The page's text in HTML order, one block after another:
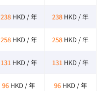
238 HKD / 年 238 HKD / 年
258 HKD / 年 258 HKD / 年
131 HKD / 年 131 HKD / 年
96 HKD / 年 96 HKD / 年